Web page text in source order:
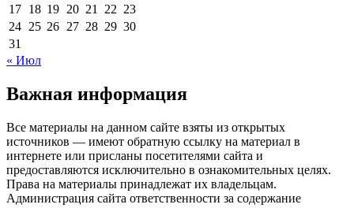
17 18 19 20 21 22 23
24 25 26 27 28 29 30
31
« Июл
Важная информация
Все материалы на данном сайте взяты из открытых
источников — имеют обратную ссылку на материал в
интернете или присланы посетителями сайта и
предоставляются исключительно в ознакомительных целях.
Права на материалы принадлежат их владельцам.
Администрация сайта ответственности за содержание